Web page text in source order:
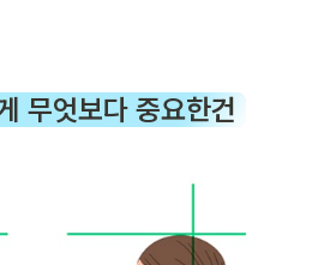
무엇보다 중요한건